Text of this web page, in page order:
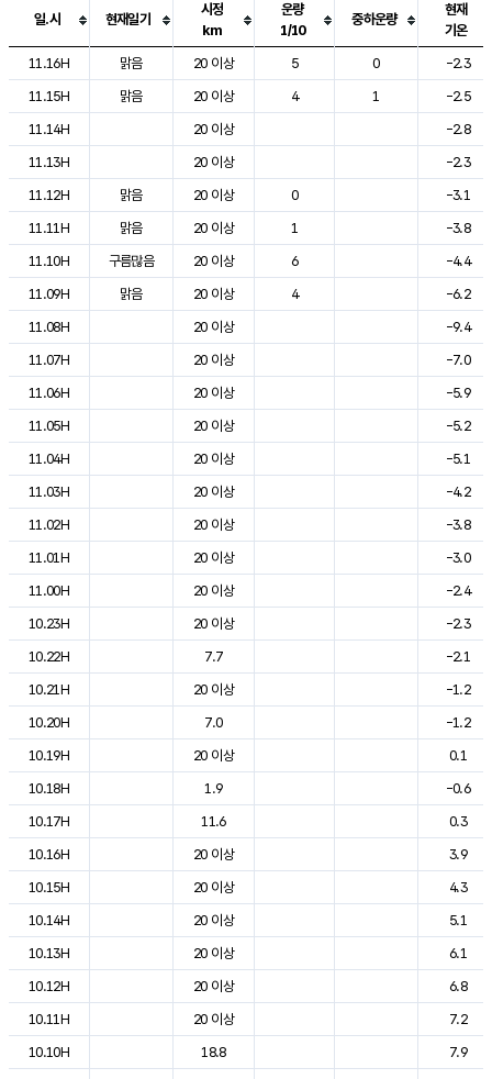
도시별 기상실황표로 지점, 날씨, 기온, 강수, 바람, 기압등을 안내한 표입
일.시 현재일기
시정
km
운량
1/10
중하운량
현재
기온
11.16H
맑음 20 이상 5 0
-2.3
11.15H
맑음 20 이상 4 1
-2.5
11.14H
20 이상
-2.8
11.13H
20 이상
-2.3
11.12H
맑음 20 이상 0
-3.1
11.11H
맑음 20 이상 1
-3.8
11.10H
구름많음 20 이상 6
-4.4
11.09H
맑음 20 이상 4
-6.2
11.08H
20 이상
-9.4
11.07H
20 이상
-7.0
11.06H
20 이상
-5.9
11.05H
20 이상
-5.2
11.04H
20 이상
-5.1
11.03H
20 이상
-4.2
11.02H
20 이상
-3.8
11.01H
20 이상
-3.0
11.00H
20 이상
-2.4
10.23H
20 이상
-2.3
10.22H
7.7
-2.1
10.21H
20 이상
-1.2
10.20H
7.0
-1.2
10.19H
20 이상
0.1
10.18H
1.9
-0.6
10.17H
11.6
0.3
10.16H
20 이상
3.9
10.15H
20 이상
4.3
10.14H
20 이상
5.1
10.13H
20 이상
6.1
10.12H
20 이상
6.8
10.11H
20 이상
7.2
10.10H
18.8
7.9